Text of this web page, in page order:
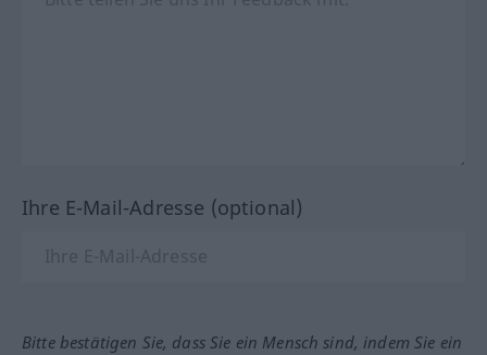
Ihre E-Mail-Adresse (optional)
Bitte bestätigen Sie, dass Sie ein Mensch sind, indem Sie ein